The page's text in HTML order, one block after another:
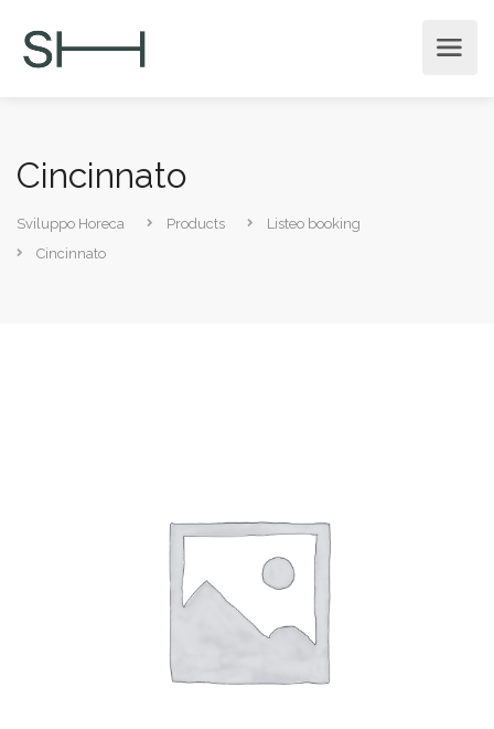
Cincinnato
Sviluppo Horeca Products
Listeo booking
Cincinnato